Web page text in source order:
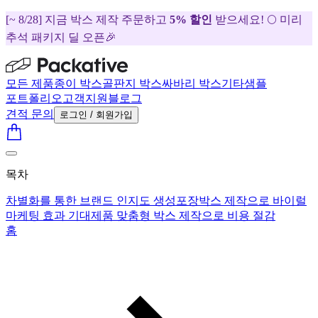
[~ 8/28] 지금 박스 제작 주문하고 5% 할인 받으세요! 🌕 미리
추석 패키지 딜 오픈🎉
모든 제품종이 박스골판지 박스싸바리 박스기타샘플
포트폴리오 고객지원 블로그
견적 문의
로그인 / 회원가입
목차
차별화를 통한 브랜드 인지도 생성 포장박스 제작으로 바이럴
마케팅 효과 기대제품 맞춤형 박스 제작으로 비용 절감
홈